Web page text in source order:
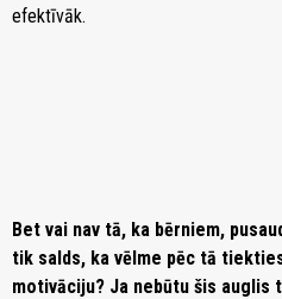
efektīvāk.
Bet vai nav tā, ka bērniem,
tik salds, ka vēlme pēc tā
motivāciju? Ja nebūtu šis